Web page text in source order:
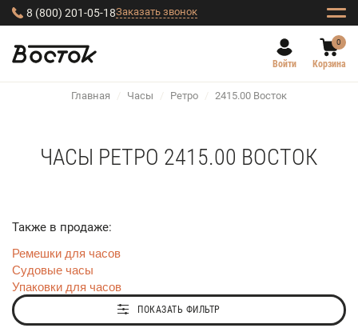
8 (800) 201-05-18Заказать звонок
Войти
0
Корзина
Главная / Часы / Ретро / 2415.00 Восток
ЧАСЫ РЕТРО 2415.00 ВОСТОК
Также в продаже:
Ремешки для часов
Судовые часы
Упаковки для часов
ПОКАЗАТЬ ФИЛЬТР